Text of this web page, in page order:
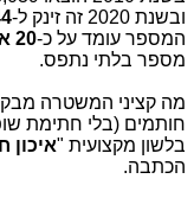
ובשנת 2020 זה זינק ל-
המספר עומד על כ-20 אלף היתרים
מספר בלתי נתפס.
מה קציני המשטרה
חותמים (בלי חתימת
בלשון מקצועית "איכון
הכתבה.